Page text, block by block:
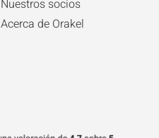
Nuestros socios
Acerca de Orakel